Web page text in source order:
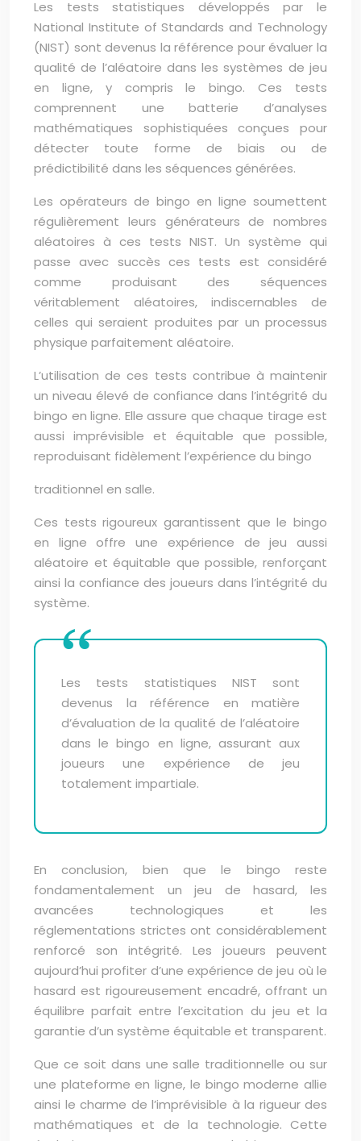
Les tests statistiques développés par le
National Institute of Standards and Technology
(NIST) sont devenus la référence pour évaluer la
qualité de l’aléatoire dans les systèmes de jeu
en ligne, y compris le bingo. Ces tests
comprennent une batterie d’analyses
mathématiques sophistiquées conçues pour
détecter toute forme de biais ou de
prédictibilité dans les séquences générées.
Les opérateurs de bingo en ligne soumettent
régulièrement leurs générateurs de nombres
aléatoires à ces tests NIST. Un système qui
passe avec succès ces tests est considéré
comme produisant des séquences
véritablement aléatoires, indiscernables de
celles qui seraient produites par un processus
physique parfaitement aléatoire.
L’utilisation de ces tests contribue à maintenir
un niveau élevé de confiance dans l’intégrité du
bingo en ligne. Elle assure que chaque tirage est
aussi imprévisible et équitable que possible,
reproduisant fidèlement l’expérience du bingo
traditionnel en salle.
Ces tests rigoureux garantissent que le bingo
en ligne offre une expérience de jeu aussi
aléatoire et équitable que possible, renforçant
ainsi la confiance des joueurs dans l’intégrité du
système.
Les tests statistiques NIST sont
devenus la référence en matière
d’évaluation de la qualité de l’aléatoire
dans le bingo en ligne, assurant aux
joueurs une expérience de jeu
totalement impartiale.
En conclusion, bien que le bingo reste
fondamentalement un jeu de hasard, les
avancées technologiques et les
réglementations strictes ont considérablement
renforcé son intégrité. Les joueurs peuvent
aujourd’hui profiter d’une expérience de jeu où le
hasard est rigoureusement encadré, offrant un
équilibre parfait entre l’excitation du jeu et la
garantie d’un système équitable et transparent.
Que ce soit dans une salle traditionnelle ou sur
une plateforme en ligne, le bingo moderne allie
ainsi le charme de l’imprévisible à la rigueur des
mathématiques et de la technologie. Cette